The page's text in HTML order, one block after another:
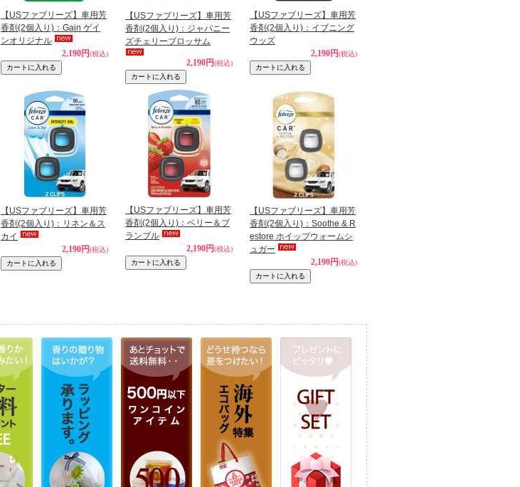
【USファブリーズ】車用芳
香剤(2個入り)：Gain ゲイ
ンオリジナル
2,190円(税込)
【USファブリーズ】車用芳
香剤(2個入り)：ジャパニー
ズチェリーブロッサム
2,190円(税込)
【USファブリーズ】車用芳
香剤(2個入り)：イブニング
ウッズ
2,190円(税込)
【USファブリーズ】車用芳
香剤(2個入り)：リネン＆ス
カイ
2,190円(税込)
【USファブリーズ】車用芳
香剤(2個入り)：ベリー＆ブ
ランブル
2,190円(税込)
【USファブリーズ】車用芳
香剤(2個入り)：Soothe & R
estore ホイップウォームシ
ュガー
2,190円(税込)